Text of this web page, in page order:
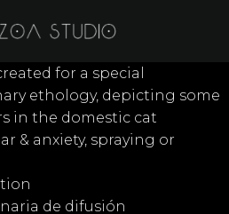
for a special
ethology, depicting some
in the domestic cat
& anxiety, spraying or
de difusión